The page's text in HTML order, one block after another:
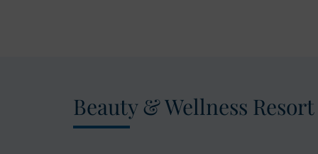
Beauty & Wellness